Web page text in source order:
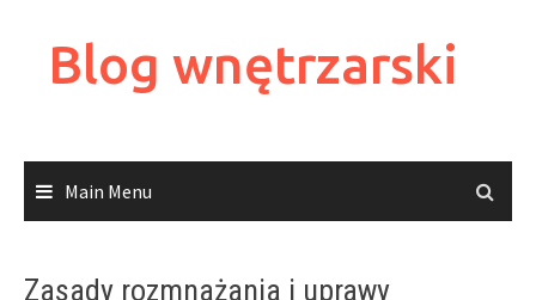
contentBlog wnętrzarski
Main Menu
Zasady rozmnażania i uprawy